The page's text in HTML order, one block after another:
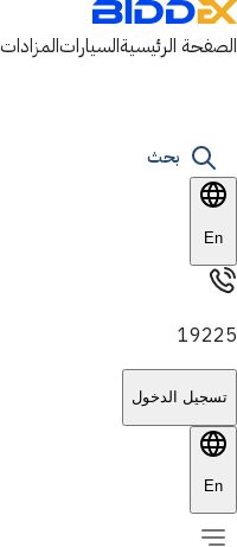
الصفحة الرئيسيةالسياراتالمزادات
بحث
En
19225
تسجيل الدخول
En